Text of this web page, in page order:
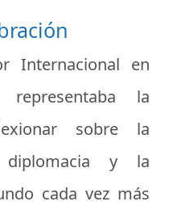
Internacional en
la
sobre la
y la
cada vez más